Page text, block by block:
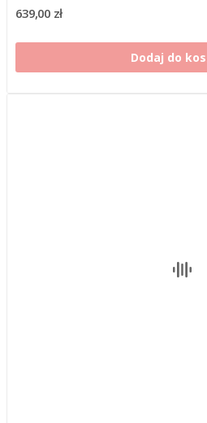
639,00 zł
Dodaj do